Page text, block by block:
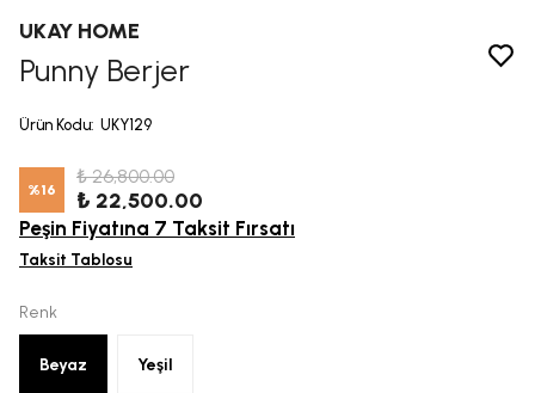
UKAY HOME
Punny Berjer
Ürün Kodu: UKY129
%16
₺ 26,800.00
₺ 22,500.00
Peşin Fiyatına 7 Taksit Fırsatı
Taksit Tablosu
Renk
Beyaz Yeşil